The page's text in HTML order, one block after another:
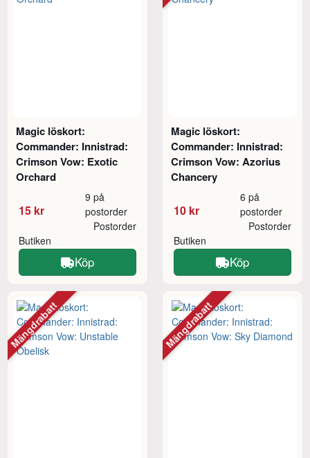
Magic löskort:
Commander: Innistrad:
Crimson Vow: Exotic
Orchard
15 kr
9 på
postorder
Butiken
Postorder
Köp
Magic löskort:
Commander: Innistrad:
Crimson Vow: Azorius
Chancery
10 kr
6 på
postorder
Butiken
Postorder
Köp
Mängdrabatt Mängdrabatt